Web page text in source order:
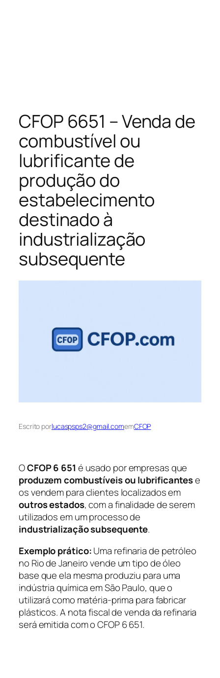
CFOP 6651 – Venda de
combustível ou
lubrificante de
produção do
estabelecimento
destinado à
industrialização
subsequente
Escrito porlucaspsps2@gmail.comemCFOP
OCFOP 6 651 é usado por empresas que
produzem combustíveis ou lubrificantese
os vendem para clientes localizados em
outros estados, com a finalidade de serem
utilizados em um processo de
industrialização subsequente.
Exemplo prático:Uma refinaria de petróleo
no Rio de Janeiro vende um tipo de óleo
base que ela mesma produziu para uma
indústria química em São Paulo, que o
utilizará como matéria-prima para fabricar
plásticos. A nota fiscal de venda da refinaria
será emitida com o CFOP 6 651.